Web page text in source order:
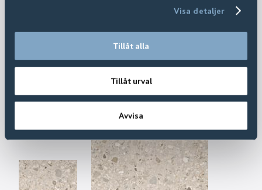
Visa detaljer
Tillåt alla
Tillåt urval
Avvisa